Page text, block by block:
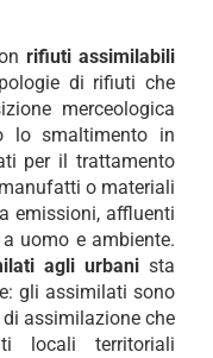
rifiuti assimilabili
di rifiuti che
merceologica
lo smaltimento in
per il trattamento
o materiali
emissioni, affluenti
uomo e ambiente.
agli urbani sta
gli assimilati sono
assimilazione che
locali territoriali